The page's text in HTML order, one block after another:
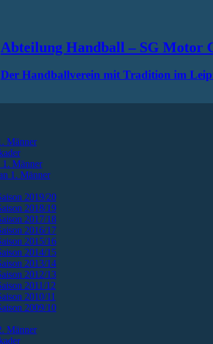
Abteilung Handball – SG Motor
Der Handballverein mit Tradition im
Männer
1. Männer
1. Männer
2019/20
2018/19
2017/18
2016/17
2015/16
2014/15
2013/14
2012/13
2011/12
2010/11
2009/10
Männer